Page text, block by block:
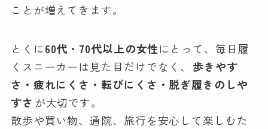
ことが増えてきます。
とくに60代・70代以上の女性にとって、毎日履
くスニーカーは見た目だけでなく、 歩きやす
さ・疲れにくさ・転びにくさ・脱ぎ履きのしや
すさ が大切です。
散歩や買い物、通院、旅行を安心して楽しむた